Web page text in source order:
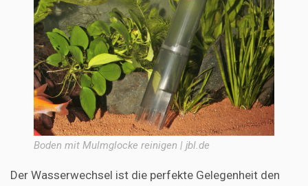
Boden mit Mulmglocke reinigen | jbl.de
Der Wasserwechsel ist die perfekte Gelegenheit den